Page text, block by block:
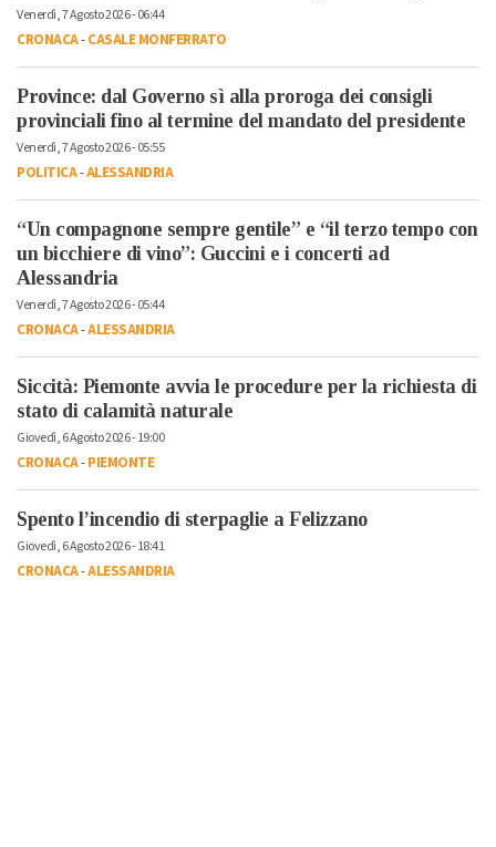
Venerdì, 7 Agosto 2026 - 06:44
CRONACA-CASALE MONFERRATO
Province: dal Governo sì alla proroga dei consigli
provinciali fino al termine del mandato del presidente
Venerdì, 7 Agosto 2026 - 05:55
POLITICA-ALESSANDRIA
“Un compagnone sempre gentile” e “il terzo tempo con
un bicchiere di vino”: Guccini e i concerti ad
Alessandria
Venerdì, 7 Agosto 2026 - 05:44
CRONACA-ALESSANDRIA
Siccità: Piemonte avvia le procedure per la richiesta di
stato di calamità naturale
Giovedì, 6 Agosto 2026 - 19:00
CRONACA-PIEMONTE
Spento l’incendio di sterpaglie a Felizzano
Giovedì, 6 Agosto 2026 - 18:41
CRONACA-ALESSANDRIA